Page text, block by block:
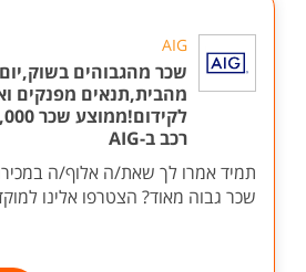
AIG
שכר מהגבוהים
מהבית,תנאים מפנקים
רכב ב-AIG
תמיד אמרו לך שאת/ה אלוף/ה
שכר גבוה מאוד? הצטרפו אלינו